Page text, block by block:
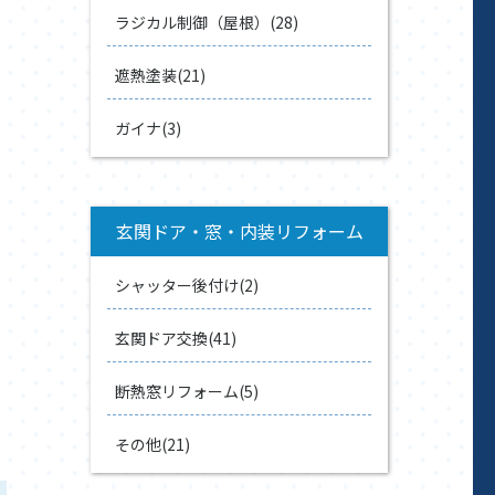
ラジカル制御（屋根）(28)
遮熱塗装(21)
ガイナ(3)
玄関ドア・窓・内装リフォーム
シャッター後付け(2)
玄関ドア交換(41)
断熱窓リフォーム(5)
その他(21)